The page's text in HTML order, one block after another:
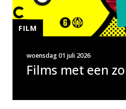
Films met een
woensdag 01 juli 2026
FILM